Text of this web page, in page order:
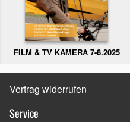
FILM & TV KAMERA 7-8.2025
Vertrag widerrufen
Service